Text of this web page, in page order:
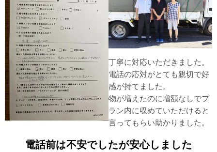
丁寧に対応いただきました。
電話の応対がとても親切で好
感が持てました。
物が増えたのに増額なしでプ
ラン内に収めていただけると
言ってもらい助かりました。
電話前は不安でしたが安心しました